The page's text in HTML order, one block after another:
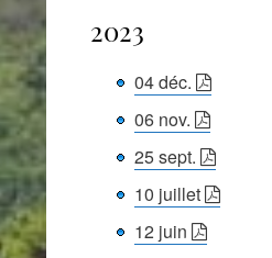
2023
04 déc.
06 nov.
25 sept.
10 juillet
12 juin